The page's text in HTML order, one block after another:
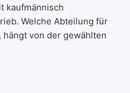
kaufmännisch
Welche Abteilung für
von der gewählten